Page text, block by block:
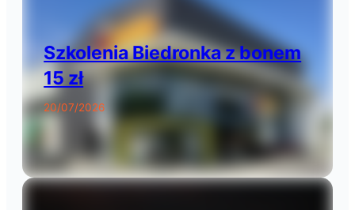
Szkolenia Biedronka z bonem
15 zł
20/07/2026